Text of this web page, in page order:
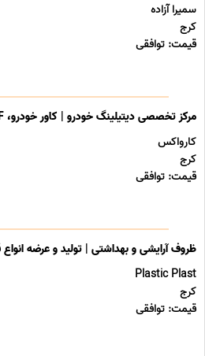
سمیرا آزاده
کرج
قیمت: توافقی
مرکز تخصصی دیتیلینگ خودرو | کاور خودرو، PPF و سرامیک بدنه
کارواکس
کرج
قیمت: توافقی
ظروف آرایشی و بهداشتی | تولید و عرضه
Plastic Plast
کرج
قیمت: توافقی